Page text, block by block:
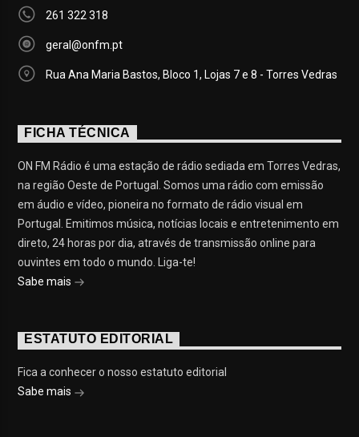
261 322 318
geral@onfm.pt
Rua Ana Maria Bastos, Bloco 1, Lojas 7 e 8 - Torres Vedras
FICHA TÉCNICA
ON FM Rádio é uma estação de rádio sediada em Torres Vedras,
na região Oeste de Portugal. Somos uma rádio com emissão
em áudio e vídeo, pioneira no formato de rádio visual em
Portugal. Emitimos música, notícias locais e entretenimento em
direto, 24 horas por dia, através de transmissão online para
ouvintes em todo o mundo. Liga-te!
Sabe mais
ESTATUTO EDITORIAL
Fica a conhecer o nosso estatuto editorial
Sabe mais